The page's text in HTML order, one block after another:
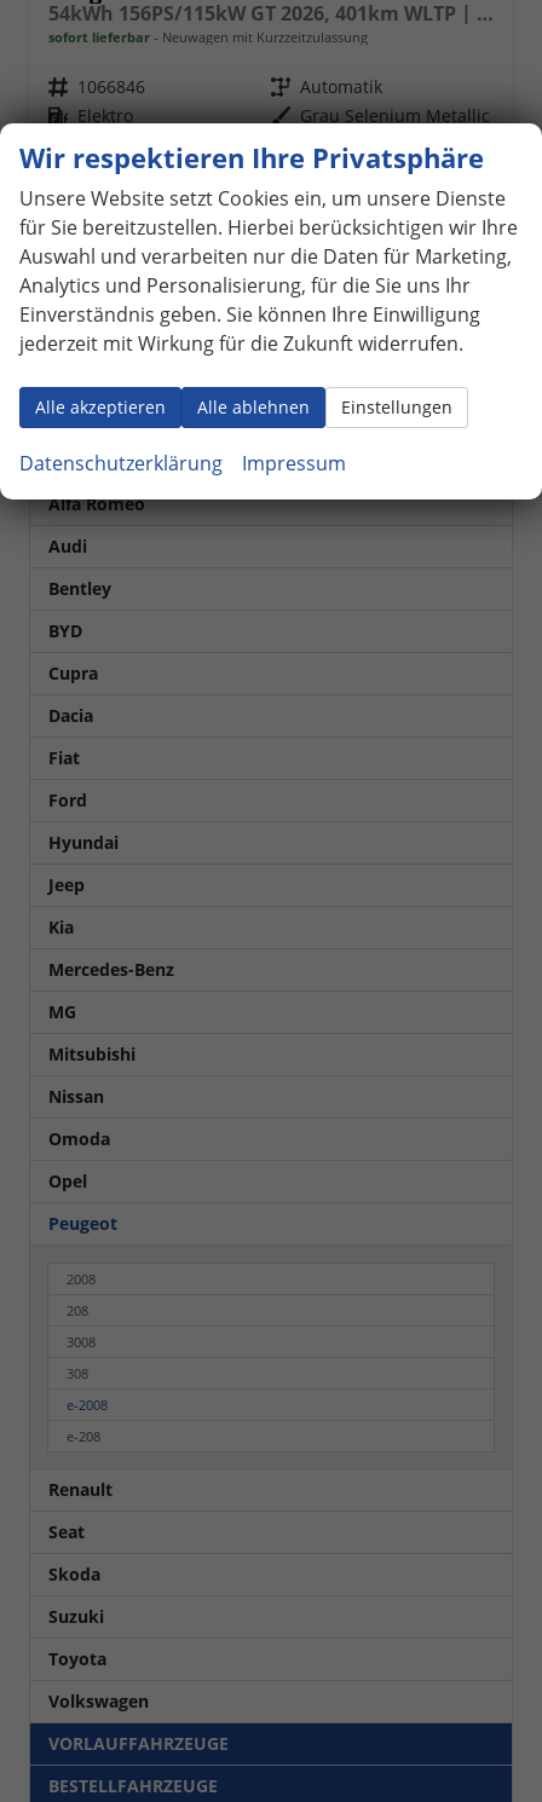
54kWh 156PS/115kW GT 2026, 401km WLTP | +17" ALU +360-Grad&RFK +Wärmepumpe +Adaptiver Tempomat +Apple CarPlay +SHZ +FULL-LED-Scheinwerfer +Getönte Scheiben
sofort lieferbar Neuwagen mit Kurzzeitzulassung
Fahrzeugnr. 1066846 Getriebe Automatik
Kraftstoff Elektro Außenfarbe Grau Selenium Metallic
115 kW (156 PS)
25 km
17.06.2026
31.780,– €
incl. 19% MwSt.
Details
Stromverbrauch kombiniert:
15,20 kWh/100km
Elektrische Reichweite:401 km
CO2-Klasse: A
CO2-Emissionen:0 g/km
Fahrzeugnr.
LAGERFAHRZEUGE
Alfa Romeo
Audi
Bentley
BYD
Cupra
Dacia
Fiat
Ford
Hyundai
Jeep
Kia
Mercedes-Benz
MG
Mitsubishi
Nissan
Omoda
Opel
Peugeot
2008
208
3008
308
e-2008
e-208
Renault
Seat
Skoda
Suzuki
Toyota
Volkswagen
VORLAUFFAHRZEUGE
BESTELLFAHRZEUGE
Wir respektieren Ihre Privatsphäre
Unsere Website setzt Cookies ein, um unsere Dienste
für Sie bereitzustellen. Hierbei berücksichtigen wir Ihre
Auswahl und verarbeiten nur die Daten für Marketing,
Analytics und Personalisierung, für die Sie uns Ihr
Einverständnis geben. Sie können Ihre Einwilligung
jederzeit mit Wirkung für die Zukunft widerrufen.
Alle akzeptieren Alle ablehnen Einstellungen
Datenschutzerklärung Impressum